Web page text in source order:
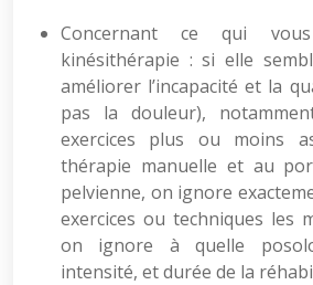
Concernant ce qui
kinésithérapie : si elle
améliorer l’incapacité et la
pas la douleur),
exercices plus ou moins
thérapie manuelle et au
pelvienne, on ignore
exercices ou techniques les
on ignore à quelle
intensité, et durée de la